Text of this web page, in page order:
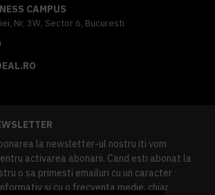
CAMPUS
Nr, 3W, Sector 6, Bucuresti
la newsletter-ul nostru iti vom
activarea abonarii. Cand esti abonat la
o sa primesti emailuri cu un caracter
si cu o frecventa medie, chiar